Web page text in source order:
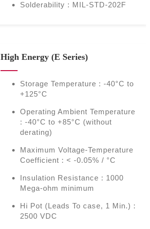
Solderability : MIL-STD-202F
High Energy (E Series)
Storage Temperature : -40°C to
+125°C
Operating Ambient Temperature
: -40°C to +85°C (without
derating)
Maximum Voltage-Temperature
Coefficient : < -0.05% / °C
Insulation Resistance : 1000
Mega-ohm minimum
Hi Pot (Leads To case, 1 Min.) :
2500 VDC